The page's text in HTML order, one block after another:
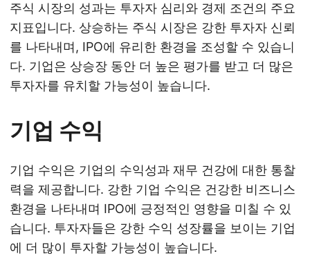
주식 시장의 성과는 투자자 심리와 경제 조건의 주요
지표입니다. 상승하는 주식 시장은 강한 투자자 신뢰
를 나타내며, IPO에 유리한 환경을 조성할 수 있습니
다. 기업은 상승장 동안 더 높은 평가를 받고 더 많은
투자자를 유치할 가능성이 높습니다.
기업 수익
기업 수익은 기업의 수익성과 재무 건강에 대한 통찰
력을 제공합니다. 강한 기업 수익은 건강한 비즈니스
환경을 나타내며 IPO에 긍정적인 영향을 미칠 수 있
습니다. 투자자들은 강한 수익 성장률을 보이는 기업
에 더 많이 투자할 가능성이 높습니다.